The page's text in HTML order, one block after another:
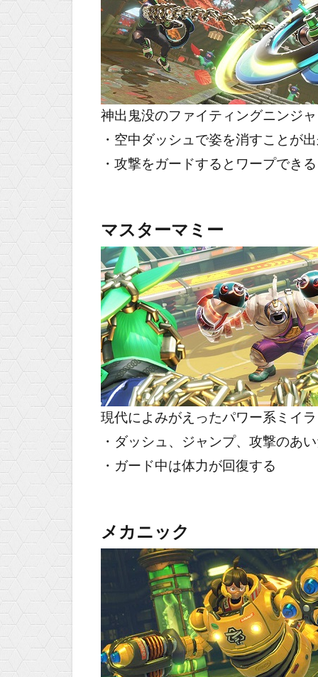
神出鬼没のファイティングニンジャ
・空中ダッシュで姿を消すことが
・攻撃をガードするとワープできる
マスターマミー
現代によみがえったパワー系ミイラ
・ダッシュ、ジャンプ、攻撃のあ
・ガード中は体力が回復する
メカニック